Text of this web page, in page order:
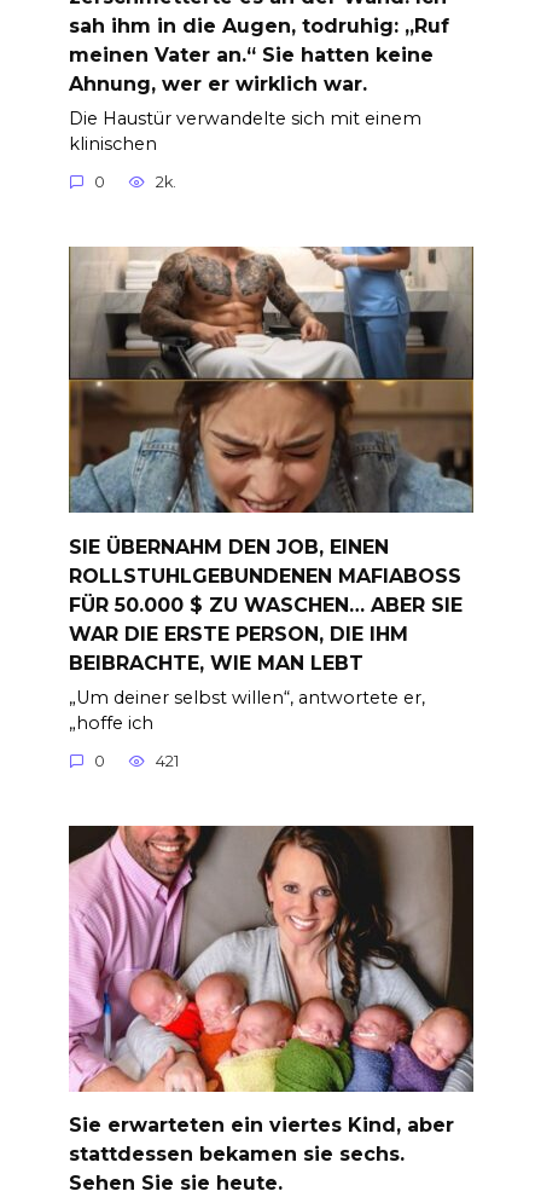
sah ihm in die Augen, todruhig: „Ruf
meinen Vater an.“ Sie hatten keine
Ahnung, wer er wirklich war.
Die Haustür verwandelte sich mit einem
klinischen
0 2k.
SIE ÜBERNAHM DEN JOB, EINEN
ROLLSTUHLGEBUNDENEN MAFIABOSS
FÜR 50.000 $ ZU WASCHEN… ABER SIE
WAR DIE ERSTE PERSON, DIE IHM
BEIBRACHTE, WIE MAN LEBT
„Um deiner selbst willen“, antwortete er,
„hoffe ich
0 421
Sie erwarteten ein viertes Kind, aber
stattdessen bekamen sie sechs.
Sehen Sie sie heute.